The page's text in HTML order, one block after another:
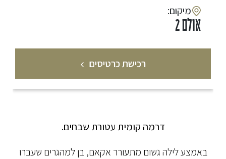
:מיקום
אולם 2
רכישת כרטיסים
דרמה קומית עטורת שבחים.
באמצע לילה גשום מתעורר אקאם, בן למהגרים שעברו